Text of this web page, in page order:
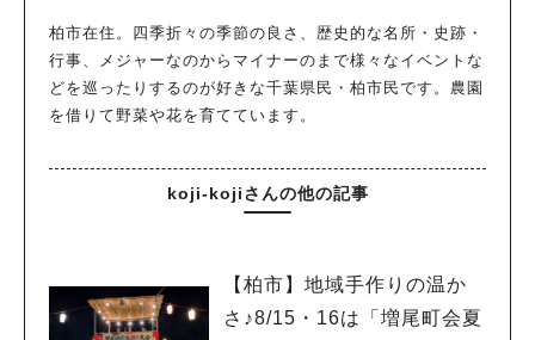
柏市在住。四季折々の季節の良さ、歴史的な名所・史跡・
行事、メジャーなのからマイナーのまで様々なイベントな
どを巡ったりするのが好きな千葉県民・柏市民です。農園
を借りて野菜や花を育てています。
koji-kojiさんの他の記事
【柏市】地域手作りの温か
さ♪8/15・16は「増尾町会夏